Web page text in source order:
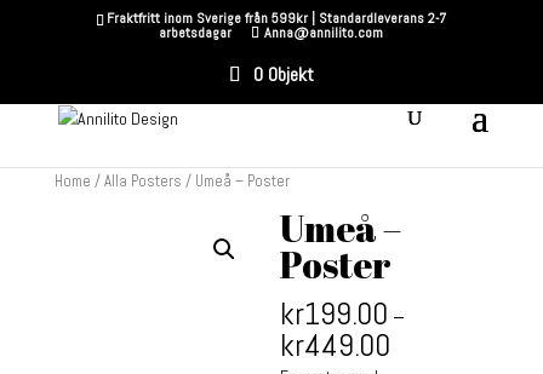
Fraktfritt inom Sverige från 599kr | Standardleverans 2-7
arbetsdagar Anna@annilito.com
0 Objekt
Home /Alla Posters / Umeå – Poster
Umeå –
Poster
kr199.00 –
kr449.00